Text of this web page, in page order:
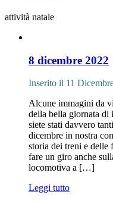
attività natale
8 dicembre 2022
Inserito il 11
Alcune immagini da
della bella giornata
siete stati davvero
dicembre in nostra
storia dei treni e delle
fare un giro anche
locomotiva a […]
Leggi tutto